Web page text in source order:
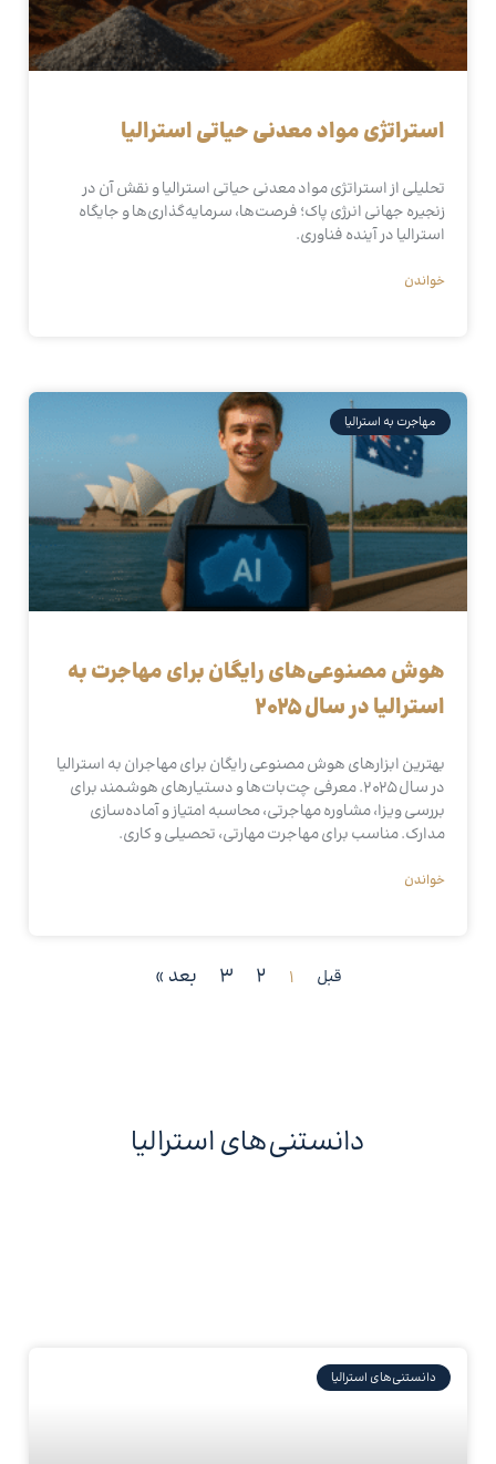
استراتژی مواد معدنی حیاتی استرالیا
تحلیلی از استراتژی مواد معدنی حیاتی استرالیا و نقش آن در
زنجیره جهانی انرژی پاک؛ فرصت‌ها، سرمایه‌گذاری‌ها و جایگاه
استرالیا در آینده فناوری.
خواندن
مهاجرت به استرالیا
هوش مصنوعی‌های رایگان برای مهاجرت به
استرالیا در سال ۲۰۲۵
بهترین ابزارهای هوش مصنوعی رایگان برای مهاجران به استرالیا
در سال ۲۰۲۵. معرفی چت‌بات‌ها و دستیارهای هوشمند برای
بررسی ویزا، مشاوره مهاجرتی، محاسبه امتیاز و آماده‌سازی
مدارک. مناسب برای مهاجرت مهارتی، تحصیلی و کاری.
خواندن
قبل 1
2
3 بعد »
دانستنی‌های استرالیا
دانستنی‌های استرالیا